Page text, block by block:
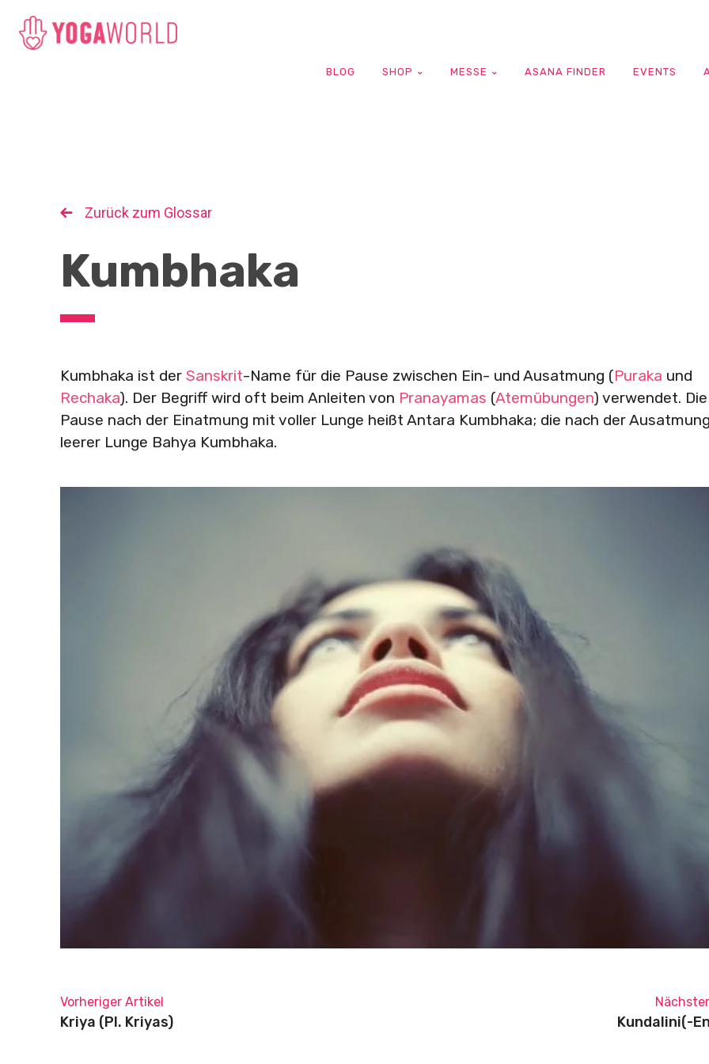
BLOG SHOP MESSE ASANA FINDER EVENTS
Zurück zum Glossar
Kumbhaka
Kumbhaka ist der Sanskrit-Name für die Pause zwischen Ein- und Ausatmung (Puraka und
Rechaka). Der Begriff wird oft beim Anleiten von Pranayamas (Atemübungen) verwendet. Die
Pause nach der Einatmung mit voller Lunge heißt Antara Kumbhaka; die nach der
leerer Lunge Bahya Kumbhaka.
Vorheriger Artikel
Kriya (Pl. Kriyas) Kundalini(-